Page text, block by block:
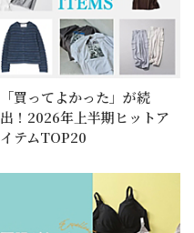
「買ってよかった」が続
出！2026年上半期ヒットア
イテムTOP20